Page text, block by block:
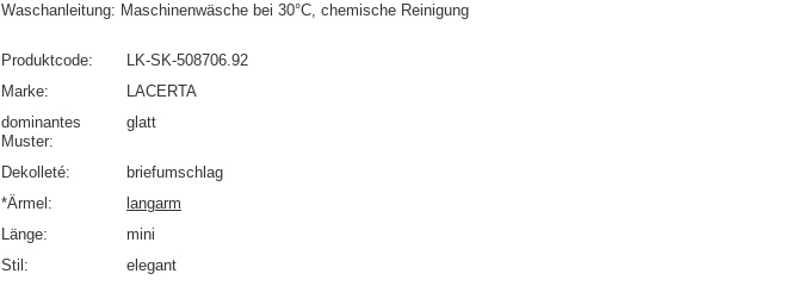
Waschanleitung: Maschinenwäsche bei 30°C, chemische Reinigung
Produktcode
LK-SK-508706.92
Marke
LACERTA
dominantes
Muster
glatt
Dekolleté
briefumschlag
*Ärmel
langarm
Länge
mini
Stil
elegant